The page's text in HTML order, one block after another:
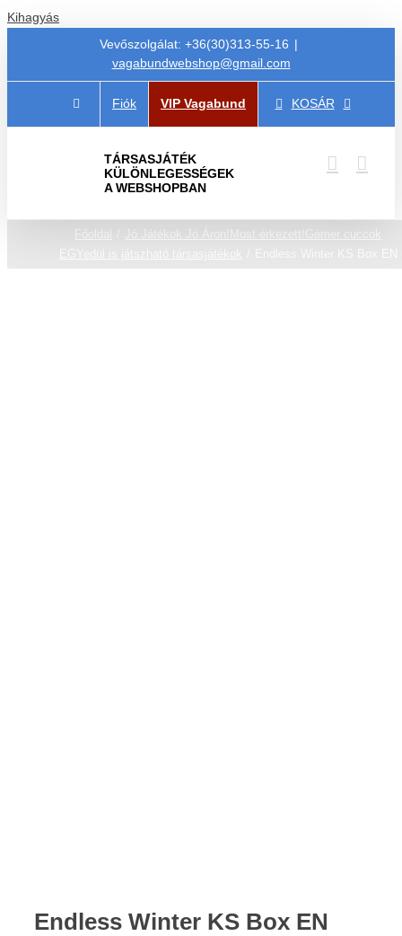
Kihagyás
Vevőszolgálat: +36(30)313-55-16 |
vagabundwebshop@gmail.com
Fiók VIP Vagabund KOSÁR
TÁRSASJÁTÉK
KÜLÖNLEGESSÉGEK
A WEBSHOPBAN
Főoldal Jó Játékok Jó Áron! Most érkezett!
Gémer cuccok
Endless Winter KS Box EN
Endless Winter KS Box EN